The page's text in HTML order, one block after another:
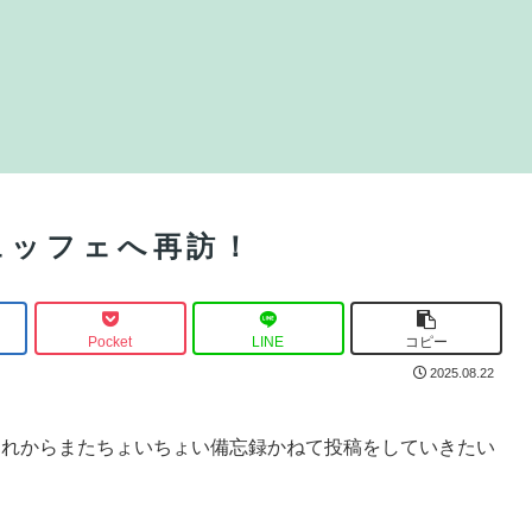
フェへ再訪！
Pocket LINE コピー
2025.08.22
からまたちょいちょい備忘録かねて投稿をしていきたい